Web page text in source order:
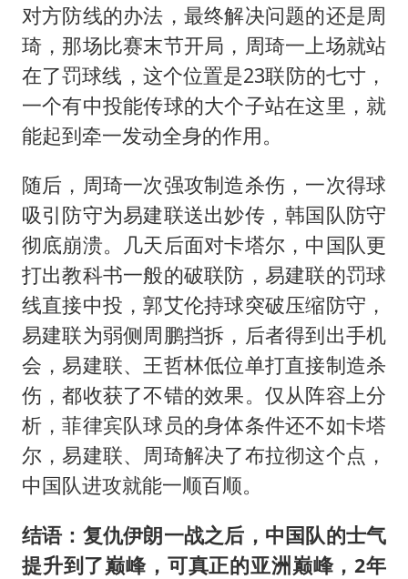
对方防线的办法，最终解决问题的还是周
琦，那场比赛末节开局，周琦一上场就站
在了罚球线，这个位置是23联防的七寸，
一个有中投能传球的大个子站在这里，就
能起到牵一发动全身的作用。
随后，周琦一次强攻制造杀伤，一次得球
吸引防守为易建联送出妙传，韩国队防守
彻底崩溃。几天后面对卡塔尔，中国队更
打出教科书一般的破联防，易建联的罚球
线直接中投，郭艾伦持球突破压缩防守，
易建联为弱侧周鹏挡拆，后者得到出手机
会，易建联、王哲林低位单打直接制造杀
伤，都收获了不错的效果。仅从阵容上分
析，菲律宾队球员的身体条件还不如卡塔
尔，易建联、周琦解决了布拉彻这个点，
中国队进攻就能一顺百顺。
结语：复仇伊朗一战之后，中国队的士气
提升到了巅峰，可真正的亚洲巅峰，2年